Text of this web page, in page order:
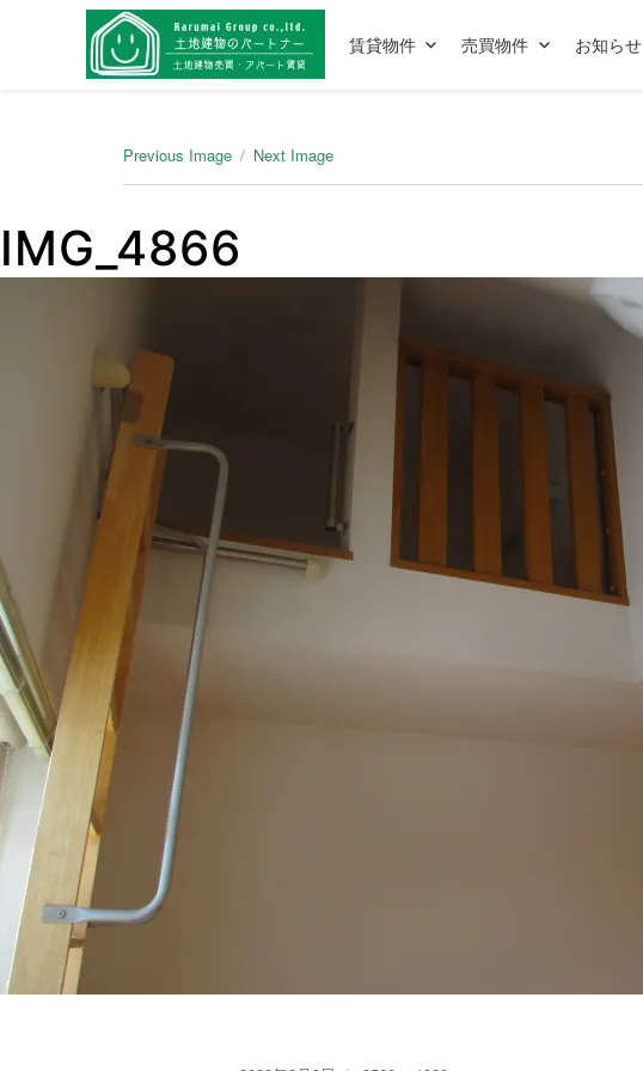
賃貸物件 売買物件 お知らせ
Previous Image Next Image
IMG_4866